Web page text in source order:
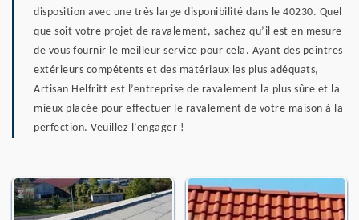
disposition avec une très large disponibilité dans le 40230. Quel
que soit votre projet de ravalement, sachez qu’il est en mesure
de vous fournir le meilleur service pour cela. Ayant des peintres
extérieurs compétents et des matériaux les plus adéquats,
Artisan Helfritt est l’entreprise de ravalement la plus sûre et la
mieux placée pour effectuer le ravalement de votre maison à la
perfection. Veuillez l’engager !